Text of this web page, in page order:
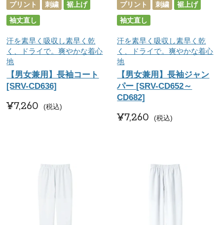
プリント 刺繍
裾上げ
袖丈直し
汗を素早く吸収し素早く乾
く、ドライで。爽やかな着心
地
【男女兼用】長袖コート
[SRV-CD636]
¥7,260 税込
プリント 刺繍
裾上げ
袖丈直し
汗を素早く吸収し素早く乾
く、ドライで。爽やかな着心
地
【男女兼用】長袖ジャン
パー [SRV-CD652～
CD682]
¥7,260 税込